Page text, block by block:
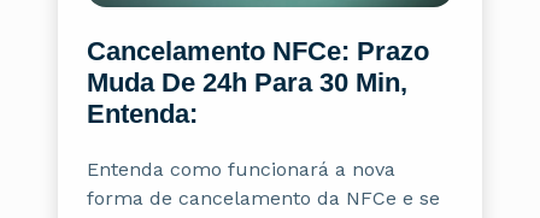
Cancelamento NFCe: Prazo
Muda De 24h Para 30 Min,
Entenda:
Entenda como funcionará a nova
forma de cancelamento da NFCe e se